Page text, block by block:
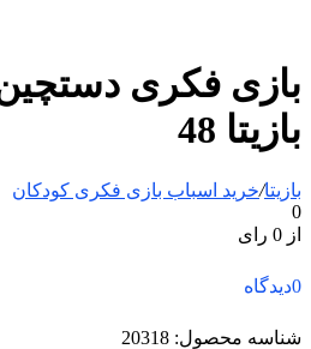
بازیتا 48
بازیتا/خرید اسباب بازی فکری کودکان
0
از 0 رای
0دیدگاه
شناسه محصول: 20318